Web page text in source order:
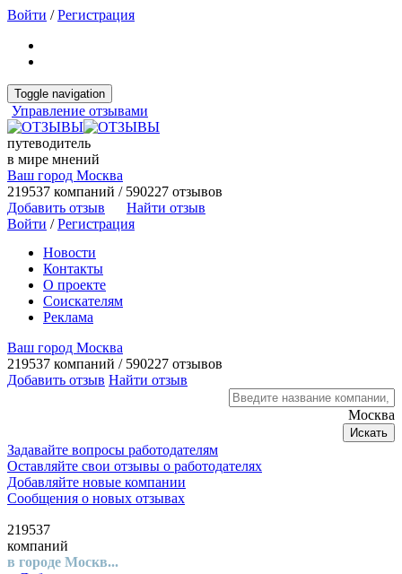
Войти /Регистрация
Toggle navigation
Управление отзывами
путеводитель
в мире мнений
Ваш город Москва
219537 компаний / 590227 отзывов
Добавить отзыв
Найти отзыв
Войти /Регистрация
Новости
Контакты
О проекте
Соискателям
Реклама
Ваш город Москва
219537 компаний / 590227 отзывов
Добавить отзыв Найти отзыв
Москва
Искать
Задавайте вопросы работодателям
Оставляйте свои отзывы о работодателях
Добавляйте новые компании
Сообщения о новых отзывах
219537
компаний
в городе Москв...